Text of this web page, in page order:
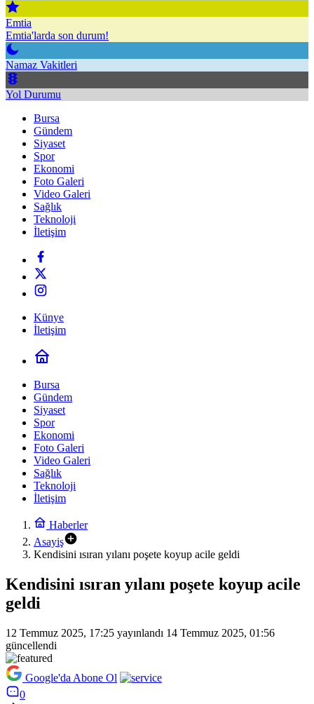
Emtia
Emtia'larda son durum!
Namaz Vakitleri
Yol Durumu
Bursa
Gündem
Siyaset
Spor
Ekonomi
Foto Galeri
Video Galeri
Sağlık
Teknoloji
İletişim
Künye
İletişim
Bursa
Gündem
Siyaset
Spor
Ekonomi
Foto Galeri
Video Galeri
Sağlık
Teknoloji
İletişim
Haberler
Asayiş
Kendisini ısıran yılanı poşete koyup acile geldi
Kendisini ısıran yılanı poşete koyup acile
geldi
12 Temmuz 2025, 17:25 yayınlandı 14 Temmuz 2025, 01:56
güncellendi
Google'da Abone Ol
0